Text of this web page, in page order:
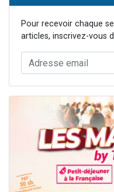
Pour recevoir chaque
articles, inscrivez-vous